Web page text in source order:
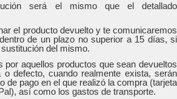
será el mismo que el detallado
el producto devuelto y te comunicaremos
de un plazo no superior a 15 días, si
del mismo.
por aquellos productos que sean devueltos
defecto, cuando realmente exista, serán
de pago en el que realizó la compra (tarjeta
así como los gastos de transporte.